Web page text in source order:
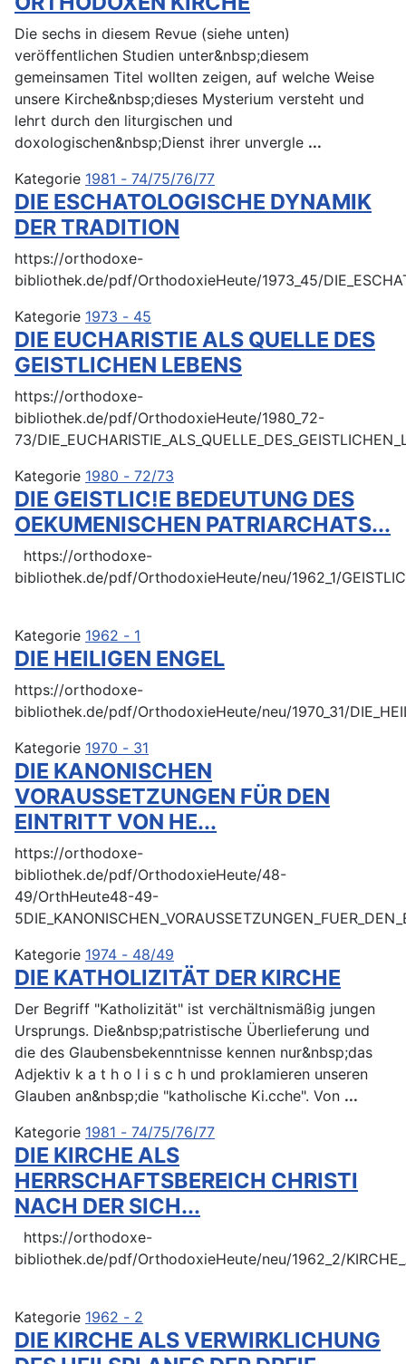
Die sechs in diesem Revue (siehe unten)
veröffentlichen Studien unter&nbsp;diesem
gemeinsamen Titel wollten zeigen, auf welche Weise
unsere Kirche&nbsp;dieses Mysterium versteht und
lehrt durch den liturgischen und
doxologischen&nbsp;Dienst ihrer unvergle ...
Kategorie 1981 - 74/75/76/77
DIE ESCHATOLOGISCHE DYNAMIK
DER TRADITION
https://orthodoxe-
bibliothek.de/pdf/OrthodoxieHeute/1973_45/
Kategorie 1973 - 45
DIE EUCHARISTIE ALS QUELLE DES
GEISTLICHEN LEBENS
https://orthodoxe-
bibliothek.de/pdf/OrthodoxieHeute/1980_72-
73/
Kategorie 1980 - 72/73
DIE GEISTLIC!E BEDEUTUNG DES
OEKUMENISCHEN PATRIARCHATS...
https://orthodoxe-
bibliothek.de/pdf/OrthodoxieHeute/neu/1962_1/
Kategorie 1962 - 1
DIE HEILIGEN ENGEL
https://orthodoxe-
bibliothek.de/pdf/OrthodoxieHeute/neu/1970_31/
Kategorie 1970 - 31
DIE KANONISCHEN
VORAUSSETZUNGEN FÜR DEN
EINTRITT VON HE...
https://orthodoxe-
bibliothek.de/pdf/OrthodoxieHeute/48-
49/OrthHeute48-49-
Kategorie 1974 - 48/49
DIE KATHOLIZITÄT DER KIRCHE
Der Begriff "Katholizität" ist verchältnismäßig jungen
Ursprungs. Die&nbsp;patristische Überlieferung und
die des Glaubensbekenntnisse kennen nur&nbsp;das
Adjektiv k a t h o l i s c h und proklamieren unseren
Glauben an&nbsp;die "katholische Ki.cche". Von ...
Kategorie 1981 - 74/75/76/77
DIE KIRCHE ALS
HERRSCHAFTSBEREICH CHRISTI
NACH DER SICH...
https://orthodoxe-
bibliothek.de/pdf/OrthodoxieHeute/neu/1962_2/
Kategorie 1962 - 2
DIE KIRCHE ALS VERWIRKLICHUNG